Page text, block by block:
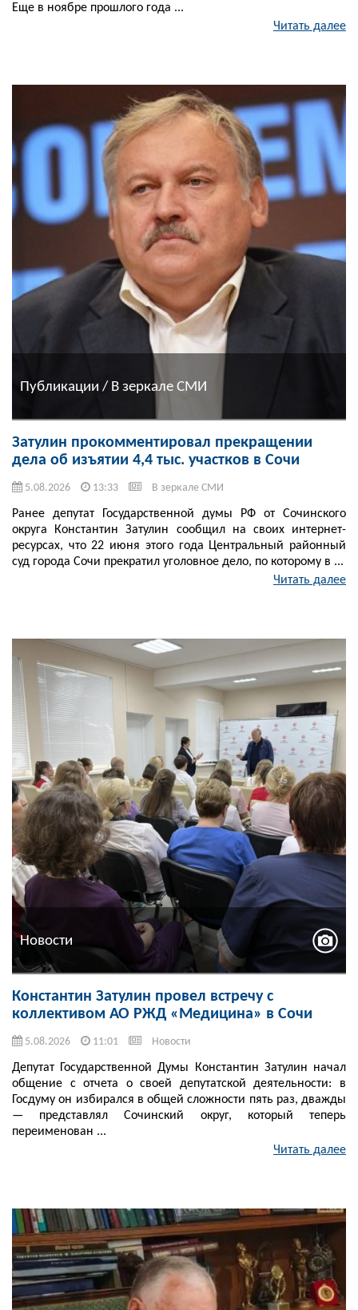
Еще в ноябре прошлого года ...
Читать далее
Публикации / В зеркале СМИ
Затулин прокомментировал прекращении
дела об изъятии 4,4 тыс. участков в Сочи
5.08.2026 13:33 В зеркале СМИ
Ранее депутат Государственной думы РФ от Сочинского
округа Константин Затулин сообщил на своих интернет-
ресурсах, что 22 июня этого года Центральный районный
суд города Сочи прекратил уголовное дело, по которому в ...
Читать далее
Новости
Константин Затулин провел встречу с
коллективом АО РЖД «Медицина» в Сочи
5.08.2026 11:01 Новости
Депутат Государственной Думы Константин Затулин начал
общение с отчета о своей депутатской деятельности: в
Госдуму он избирался в общей сложности пять раз, дважды
— представлял Сочинский округ, который теперь
переименован ...
Читать далее